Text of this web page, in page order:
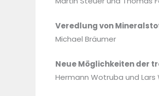
Veredlung von
Michael Bräumer
Neue Möglichkeiten der
Hermann Wotruba und